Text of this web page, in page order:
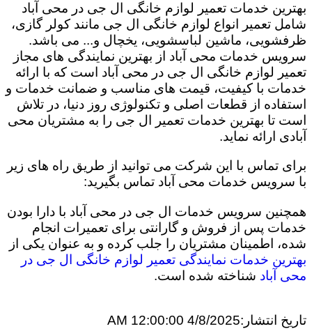
بهترین خدمات تعمیر لوازم خانگی ال جی در محی آباد
شامل تعمیر انواع لوازم خانگی ال جی مانند کولر گازی،
ظرفشویی، ماشین لباسشویی، یخچال و... می باشد.
سرویس خدمات محی آباد از بهترین نمایندگی های مجاز
تعمیر لوازم خانگی ال جی در محی آباد است که با ارائه
خدمات با کیفیت، قیمت های مناسب و ضمانت خدمات و
استفاده از قطعات اصلی و تکنولوژی روز دنیا، در تلاش
است تا بهترین خدمات تعمیر ال جی را به مشتریان محی
آبادی ارائه نماید.
برای تماس با این شرکت می توانید از طریق راه های زیر
با سرویس خدمات محی آباد تماس بگیرید:
همچنین سرویس خدمات ال جی در محی آباد با دارا بودن
خدمات پس از فروش و گارانتی برای تعمیرات انجام
شده، اطمینان مشتریان را جلب کرده و به عنوان یکی از
بهترین خدمات نمایندگی تعمیر لوازم خانگی ال جی در
محی آباد شناخته شده است.
تاریخ انتشار:4/8/2025 12:00:00 AM